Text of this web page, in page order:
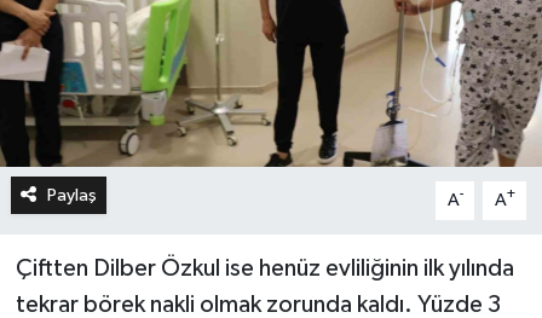
Paylaş A- A+
Çiftten Dilber Özkul ise henüz evliliğinin ilk yılında
tekrar börek nakli olmak zorunda kaldı. Yüzde 3